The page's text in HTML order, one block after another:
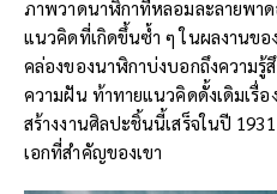
ภาพวาดนาฬิกาที่หลอมละลายพา
แนวคิดที่เกิดขึ้นซ้ำ ๆ ในผลงานข
คล่องของนาฬิกาบ่งบอกถึงความรู้
ความฝัน ท้าทายแนวคิดดั้งเดิมเรื่
สร้างงานศิลปะชิ้นนี้เสร็จในปี
เอกที่สำคัญของเขา